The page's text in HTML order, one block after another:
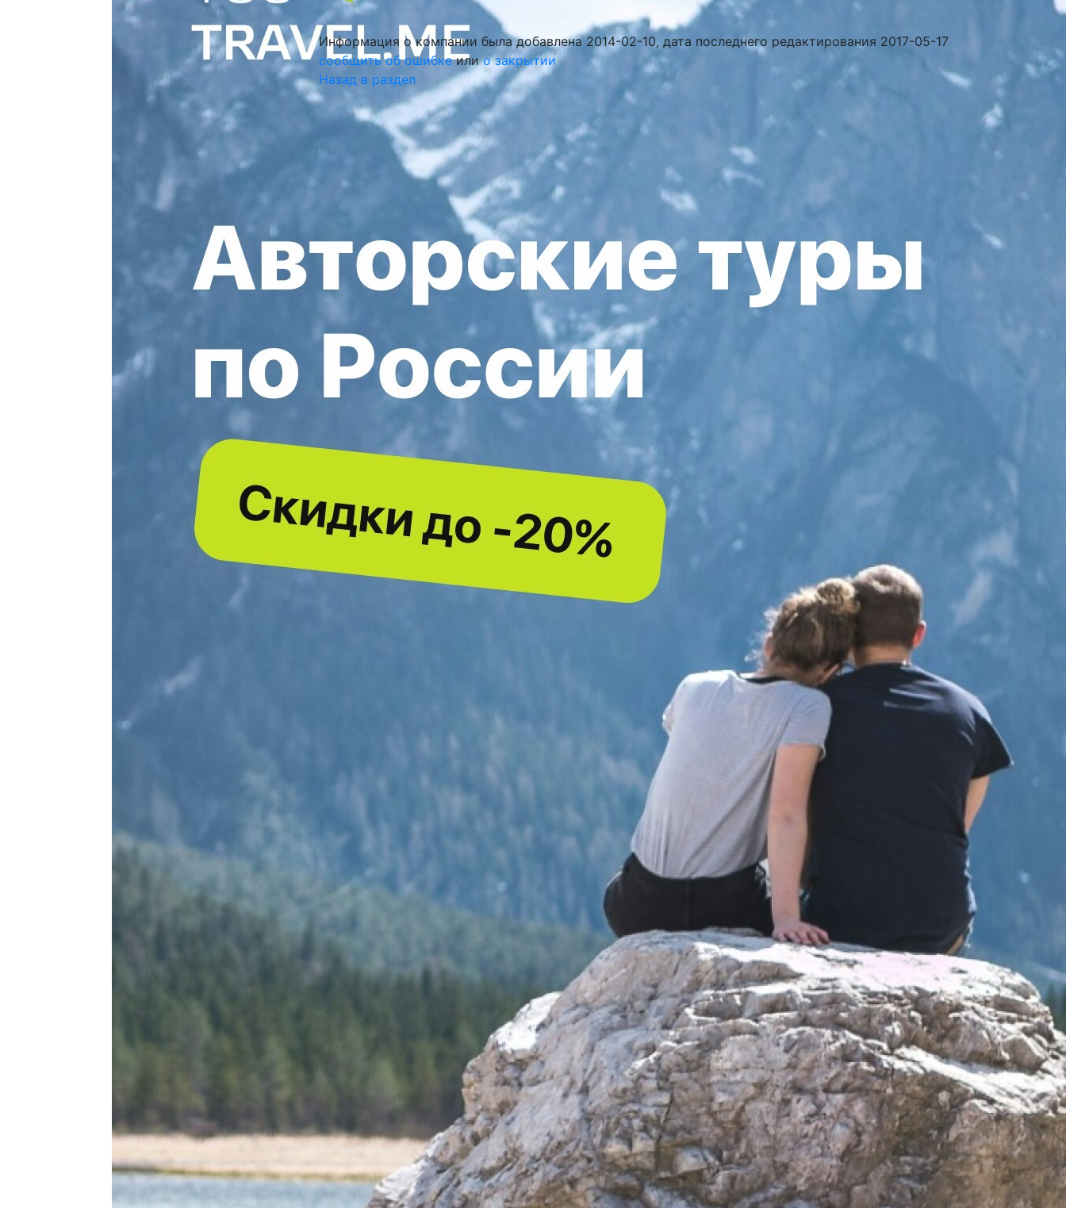
Информация о компании была добавлена 2014-02-10, дата последнего редактирования 2017-05-17
сообщить об ошибкеилио закрытии
Назад в раздел